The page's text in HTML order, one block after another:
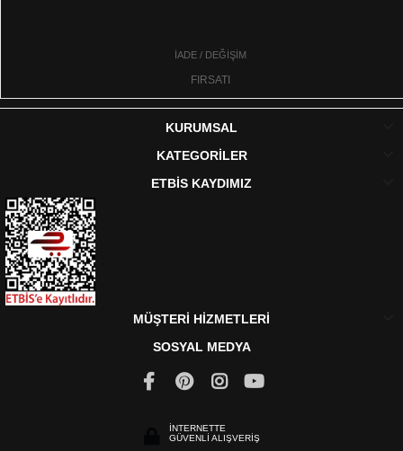
İADE / DEĞİŞİM
FIRSATI
KURUMSAL
KATEGORİLER
ETBİS KAYDIMIZ
MÜŞTERİ HİZMETLERİ
SOSYAL MEDYA
İNTERNETTE
GÜVENLİ ALIŞVERİŞ